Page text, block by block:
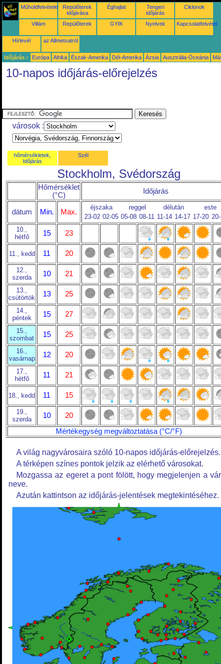
Műholdfelvételek
Repülőterek
időjárása
Éghajlat
Tengeri
időjárás
Ciklonok
Villám Repülőterek GYIK Nyelvek Kapcsolatfelvétel
Hírlevél az Allmetsatról
Időjárás : Európa Afrika Észak-Amerika Dél-Amerika Ázsia Ausztrália-Óceánia
10-napos időjárás-előrejelzés
városok :
hőmérsékletek,
Időjárás
Szél
Stockholm, Svédország
Hőmérséklet
(°C)
Időjárás
dátum Min. Max.
éjszaka reggel délután
este
23-02 02-05 05-08 08-11 11-14 14-17 17-20
10.,
hétfő
15 23
11., kedd 11 20
12.,
szerda
10 21
13.,
csütörtök
13 25
14.,
péntek
15 27
15.,
szombat
15 25
16.,
vasárnap
12 20
17.,
hétfő
11 21
18., kedd 11 15
19.,
szerda
10
20
Mértékegység megváltoztatása (°C/°F)
A világ nagyvárosaira szóló 10-napos időjárás-előrejelzés.
A térképen színes pontok jelzik az elérhető városokat.
Mozgassa az egeret a pont fölött, hogy megjelenjen a
neve.
Azután kattintson az időjárás-jelentések megtekintéséhez.